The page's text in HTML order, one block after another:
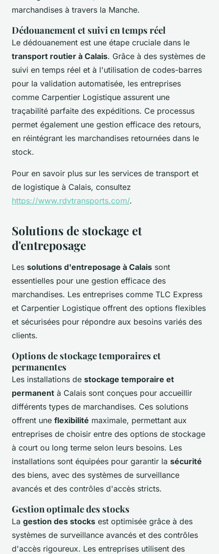
marchandises à travers la Manche.
Dédouanement et suivi en temps réel
Le dédouanement est une étape cruciale dans le
transport routier à Calais. Grâce à des systèmes de
suivi en temps réel et à l'utilisation de codes-barres
pour la validation automatisée, les entreprises
comme Carpentier Logistique assurent une
traçabilité parfaite des expéditions. Ce processus
permet également une gestion efficace des retours,
en réintégrant les marchandises retournées dans le
stock.
Pour en savoir plus sur les services de transport et
de logistique à Calais, consultez
https://www.rdvtransports.com/.
Solutions de stockage et
d'entreposage
Les solutions d'entreposage à Calais sont
essentielles pour une gestion efficace des
marchandises. Les entreprises comme TLC Express
et Carpentier Logistique offrent des options flexibles
et sécurisées pour répondre aux besoins variés des
clients.
Options de stockage temporaires et
permanentes
Les installations de stockage temporaire et
permanent à Calais sont conçues pour accueillir
différents types de marchandises. Ces solutions
offrent une flexibilité maximale, permettant aux
entreprises de choisir entre des options de stockage
à court ou long terme selon leurs besoins. Les
installations sont équipées pour garantir la sécurité
des biens, avec des systèmes de surveillance
avancés et des contrôles d'accès stricts.
Gestion optimale des stocks
La gestion des stocks est optimisée grâce à des
systèmes de surveillance avancés et des contrôles
d'accès rigoureux. Les entreprises utilisent des